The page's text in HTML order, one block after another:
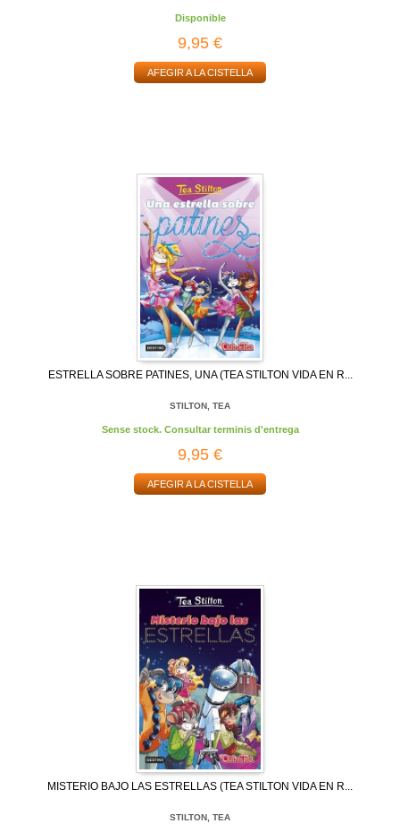
Disponible
9,95 €
AFEGIR A LA CISTELLA
ESTRELLA SOBRE PATINES, UNA (TEA STILTON VIDA EN R...
STILTON, TEA
Sense stock. Consultar terminis d'entrega
9,95 €
AFEGIR A LA CISTELLA
MISTERIO BAJO LAS ESTRELLAS (TEA STILTON VIDA EN R...
STILTON, TEA